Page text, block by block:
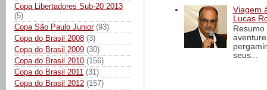
Copa Libertadores Sub-20 2013
(5)
Copa São Paulo Junior (93)
Copa do Brasil 2008 (3)
Copa do Brasil 2009 (30)
Copa do Brasil 2010 (156)
Copa do Brasil 2011 (31)
Copa do Brasil 2012 (157)
Viagem
Lucas
seus...